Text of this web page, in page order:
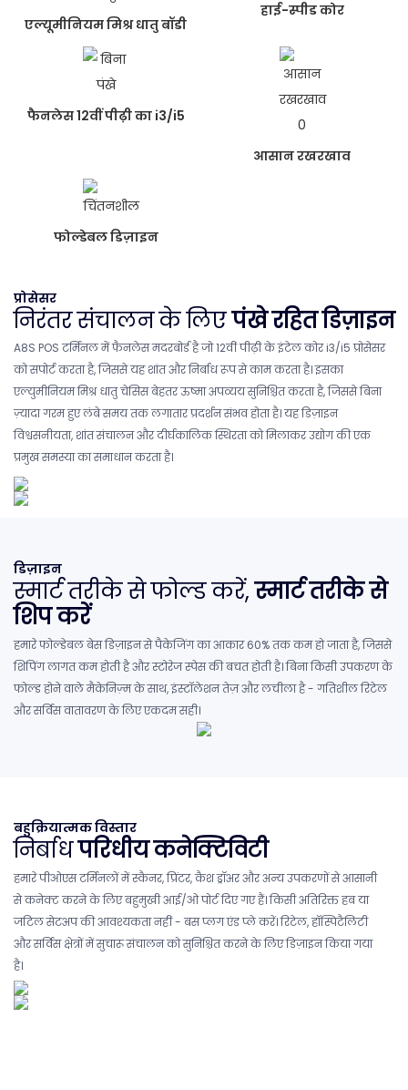
एल्यूमीनियम मिश्र धातु बॉडी
हाई-स्पीड कोर
फैनलेस 12वीं पीढ़ी का i3/i5
आसान रखरखाव
फोल्डेबल डिज़ाइन
प्रोसेसर
निरंतर संचालन के लिएपंखे रहित डिज़ाइन
A8S POS टर्मिनल में फैनलेस मदरबोर्ड है जो 12वीं पीढ़ी के इंटेल कोर i3/i5 प्रोसेसर
को सपोर्ट करता है, जिससे यह शांत और निर्बाध रूप से काम करता है। इसका
एल्युमीनियम मिश्र धातु चेसिस बेहतर ऊष्मा अपव्यय सुनिश्चित करता है, जिससे बिना
ज़्यादा गरम हुए लंबे समय तक लगातार प्रदर्शन संभव होता है। यह डिज़ाइन
विश्वसनीयता, शांत संचालन और दीर्घकालिक स्थिरता को मिलाकर उद्योग की एक
प्रमुख समस्या का समाधान करता है।
डिज़ाइन
स्मार्ट तरीके से फोल्ड करें,स्मार्ट तरीके से
शिप करें
हमारे फोल्डेबल बेस डिज़ाइन से पैकेजिंग का आकार 60% तक कम हो जाता है, जिससे
शिपिंग लागत कम होती है और स्टोरेज स्पेस की बचत होती है। बिना किसी उपकरण के
फोल्ड होने वाले मैकेनिज़्म के साथ, इंस्टॉलेशन तेज़ और लचीला है - गतिशील रिटेल
और सर्विस वातावरण के लिए एकदम सही।
बहुक्रियात्मक विस्तार
निर्बाधपरिधीय कनेक्टिविटी
हमारे पीओएस टर्मिनलों में स्कैनर, प्रिंटर, कैश ड्रॉअर और अन्य उपकरणों से आसानी
से कनेक्ट करने के लिए बहुमुखी आई/ओ पोर्ट दिए गए हैं। किसी अतिरिक्त हब या
जटिल सेटअप की आवश्यकता नहीं - बस प्लग एंड प्ले करें। रिटेल, हॉस्पिटैलिटी
और सर्विस क्षेत्रों में सुचारू संचालन को सुनिश्चित करने के लिए डिज़ाइन किया गया
है।